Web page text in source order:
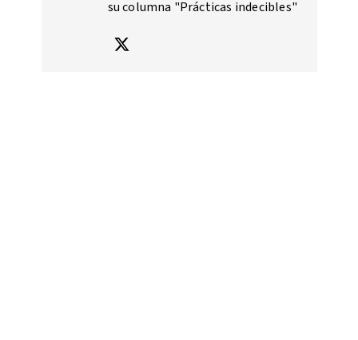
su columna "Prácticas indecibles"